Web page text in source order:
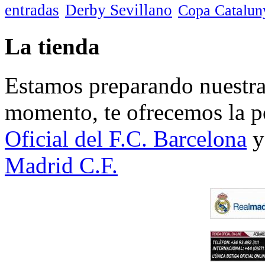
entradas Derby Sevillano Copa
La tienda
Estamos preparando
momento, te ofrecemos la
Oficial del F.C. Barcelona
Madrid C.F.